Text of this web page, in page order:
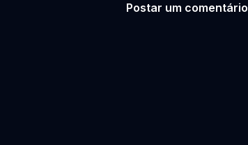
Postar um comentário